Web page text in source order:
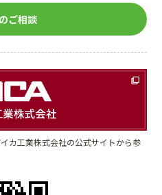
ご相談
カ工業株式会社の公式サイトから参